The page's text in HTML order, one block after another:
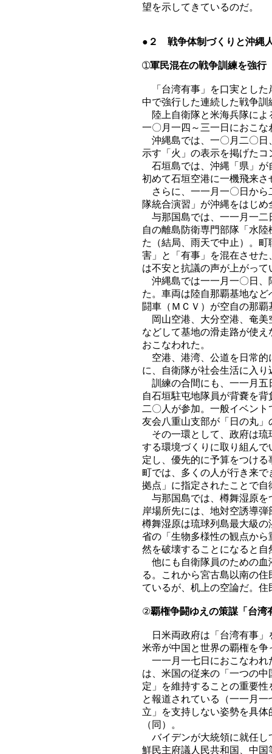
望を示してきているのだ。
● ２ 戦争体制づくりと沖縄
➀軍民混在の戦争訓練を強行
「台湾有事」を口実とした
中で強行した連続した戦争
陸上自衛隊と米海兵隊によ
一〇月一四～三一日におこ
沖縄島では、一〇月二〇日
示す「火」の表示を掲げた
石垣島では、沖縄「県」が
初めて石垣空港に一機飛来
さらに、一一月一〇日から
隊統合演習」が沖縄をはじ
与那国島では、一一月一二
自の離島防衛専門部隊「水
た（結局、雨天で中止）。
害」と「有事」を混在させ
は不安と抗議の声が上がって
沖縄島では一一月一〇日、
た。車両は陸自那覇基地な
闘車（ＭＣＶ）が空自の那
岡山空港、大分空港、奄美
などして基地の滑走路が使
おこなわれた。
空港、港湾、公道を日常的
に、自衛隊が社会生活に入
訓練の合間にも、一一月五
自石垣駐屯地隊員が背嚢を
二〇人が参加。一般イベン
友会八重山支部が「日の丸
その一環として、政府は琉
する環境づくりに取り組ん
定し、優先的に予算をつけ
町では、多くの人が行き来
拠点」に指定されたことで
与那国島では、樽舞湿原を
岸場所先には、地対空誘導
樽舞湿原は琉球列島最大級
省の「生物多様性の観点か
然を破壊することになると
他にも自衛隊員のための血
る。これから宮古島以南の
ているが、机上の空論だ。
②覇権争闘ゆえの策謀「台湾
日米両政府は「台湾有事」
米帝が中国と世界の覇権を争
一一月一七日におこなわれ
は、米国の従来の「一つの
定」を維持することの重要
と報道されている（一一月
立」を支持しない姿勢を具
（同）。
バイデンが大統領に就任し
鮮民主府議人民共和国、中